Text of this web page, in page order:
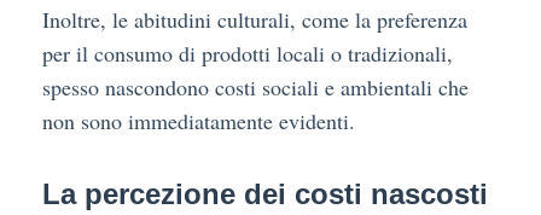
Inoltre, le abitudini culturali, come la preferenza
per il consumo di prodotti locali o tradizionali,
spesso nascondono costi sociali e ambientali che
non sono immediatamente evidenti.
La percezione dei costi nascosti